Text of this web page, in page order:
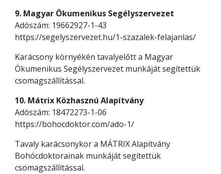
9. Magyar Ökumenikus Segélyszervezet
Adószám: 19662927-1-43
https://segelyszervezet.hu/1-szazalek-felajanlas/
Karácsony környékén tavalyelőtt a Magyar
Ökumenikus Segélyszervezet munkáját segítettük
csomagszállítással.
10. Mátrix Közhasznú Alapítvány
Adószám: 18472273-1-06
https://bohocdoktor.com/ado-1/
Tavaly karácsonykor a MÁTRIX Alapítvány
Bohócdoktorainak munkáját segítettük
csomagszállítással.